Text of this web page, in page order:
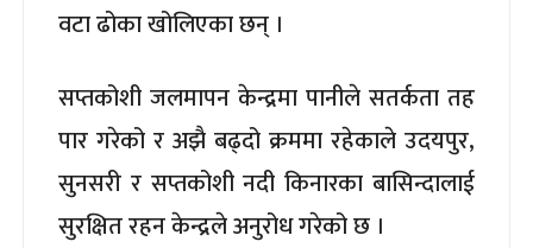
वटा ढोका खोलिएका छन् ।
सप्तकोशी जलमापन केन्द्रमा पानीले सतर्कता तह
पार गरेको र अझै बढ्दो क्रममा रहेकाले उदयपुर,
सुनसरी र सप्तकोशी नदी किनारका बासिन्दालाई
सुरक्षित रहन केन्द्रले अनुरोध गरेको छ ।